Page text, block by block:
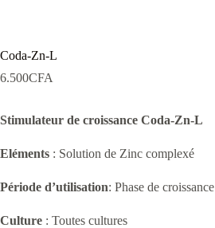
Coda-Zn-L
6.500CFA
Stimulateur de croissance Coda-Zn-L
Eléments : Solution de Zinc complexé
Période d’utilisation: Phase de croissance
Culture : Toutes cultures